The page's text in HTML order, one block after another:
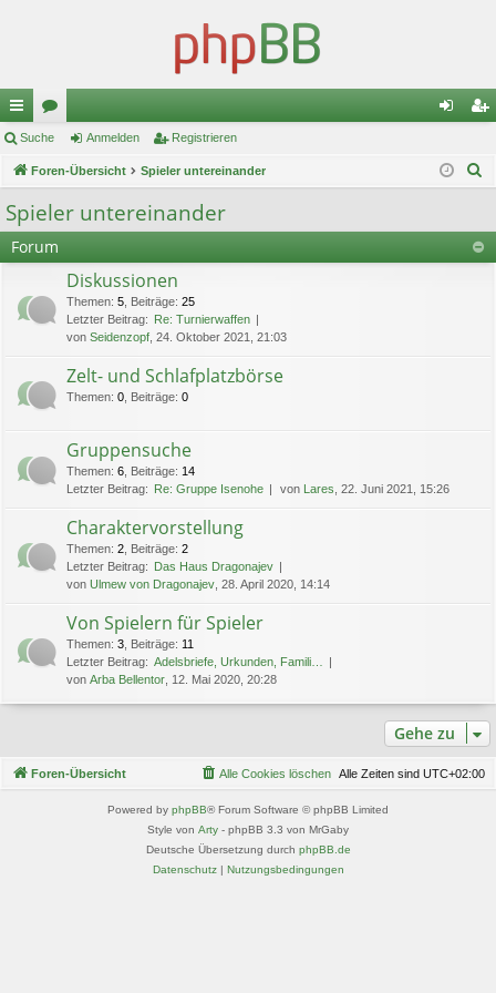
ch
ne
llz
ug
or
en m ist
re
Suche Anmelden Registrieren
Foren-Übersicht Spieler untereinander
e
Spieler untereinander
Forum
Diskussionen
Themen: 5 Beiträge: 25
Letzter Beitrag: Re: Turnierwaffen
von Seidenzopf , 24. Oktober 2021, 21:03
Zelt- und Schlafplatzbörse
Themen: 0 Beiträge: 0
Gruppensuche
Themen: 6 Beiträge: 14
Letzter Beitrag: Re: Gruppe Isenohe von Lares , 22. Juni 2021, 15:26
Charaktervorstellung
Themen: 2 Beiträge: 2
Letzter Beitrag: Das Haus Dragonajev
von Ulmew von Dragonajev , 28. April 2020, 14:14
Von Spielern für Spieler
Themen: 3 Beiträge: 11
Letzter Beitrag: Adelsbriefe, Urkunden, Famili…
von Arba Bellentor , 12. Mai 2020, 20:28
Gehe zu
Foren-Übersicht Alle Zeiten sind UTC+02:00
Alle Cookies löschen
Powered by phpBB® Forum Software © phpBB Limited
Style von Arty - phpBB 3.3 von MrGaby
Deutsche Übersetzung durch phpBB.de
Datenschutz| Nutzungsbedingungen